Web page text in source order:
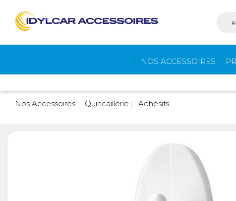
NOS ACCESSOIRES
Auvents et
accessoires de
Gaz
Camping - Plein-
Nos Accessoires Quincaillerie Adhésifs